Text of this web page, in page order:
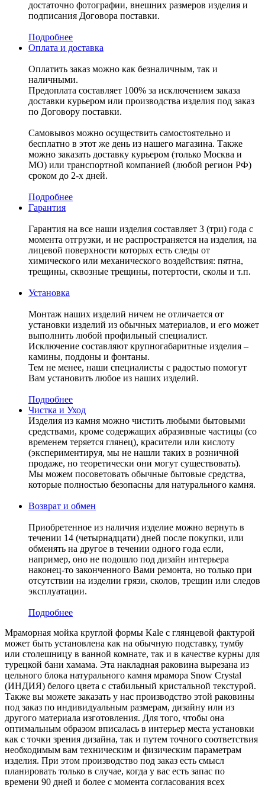
достаточно фотографии, внешних размеров изделия и
подписания Договора поставки.
Подробнее
Оплата и доставка
Оплатить заказ можно как безналичным, так и
наличными.
Предоплата составляет 100% за исключением заказа
доставки курьером или производства изделия под заказ
по Договору поставки.
Самовывоз можно осуществить самостоятельно и
бесплатно в этот же день из нашего магазина. Также
можно заказать доставку курьером (только Москва и
МО) или транспортной компанией (любой регион РФ)
сроком до 2-х дней.
Подробнее
Гарантия
Гарантия на все наши изделия составляет 3 (три) года с
момента отгрузки, и не распространяется на изделия, на
лицевой поверхности которых есть следы от
химического или механического воздействия: пятна,
трещины, сквозные трещины, потертости, сколы и т.п.
Установка
Монтаж наших изделий ничем не отличается от
установки изделий из обычных материалов, и его может
выполнить любой профильный специалист.
Исключение составляют крупногабаритные изделия –
камины, поддоны и фонтаны.
Тем не менее, наши специалисты с радостью помогут
Вам установить любое из наших изделий.
Подробнее
Чистка и Уход
Изделия из камня можно чистить любыми бытовыми
средствами, кроме содержащих абразивные частицы (со
временем теряется глянец), красители или кислоту
(экспериментируя, мы не нашли таких в розничной
продаже, но теоретически они могут существовать).
Мы можем посоветовать обычные бытовые средства,
которые полностью безопасны для натурального камня.
Возврат и обмен
Приобретенное из наличия изделие можно вернуть в
течении 14 (четырнадцати) дней после покупки, или
обменять на другое в течении одного года если,
например, оно не подошло под дизайн интерьера
наконец-то законченного Вами ремонта, но только при
отсутствии на изделии грязи, сколов, трещин или следов
эксплуатации.
Подробнее
Мраморная мойка круглой формы Kale с глянцевой фактурой
может быть установлена как на обычную подставку, тумбу
или столешницу в ванной комнате, так и в качестве курны для
турецкой бани хамама. Эта накладная раковина вырезана из
цельного блока натурального камня мрамора Snow Crystal
(ИНДИЯ) белого цвета c стабильный кристальной текстурой.
Также вы можете заказать у нас производство этой раковины
под заказ по индивидуальным размерам, дизайну или из
другого материала изготовления. Для того, чтобы она
оптимальным образом вписалась в интерьер места установки
как с точки зрения дизайна, так и путем точного соответствия
необходимым вам техническим и физическим параметрам
изделия. При этом производство под заказ есть смысл
планировать только в случае, когда у вас есть запас по
времени 90 дней и более с момента согласования всех